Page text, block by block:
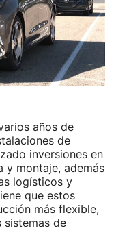
años de
de
inversiones en
y montaje, además
logísticos y
que estos
más flexible,
de